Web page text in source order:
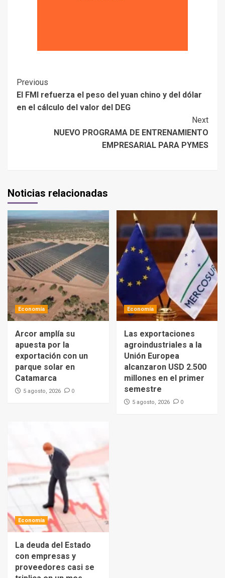
Previous
El FMI refuerza el peso del yuan chino y del dólar
en el cálculo del valor del DEG
Next
NUEVO PROGRAMA DE ENTRENAMIENTO
EMPRESARIAL PARA PYMES
Noticias relacionadas
Economía
Arcor amplía su
apuesta por la
exportación con un
parque solar en
Catamarca
5 agosto, 2026 0
Economía
Las exportaciones
agroindustriales a la
Unión Europea
alcanzaron USD 2.500
millones en el primer
semestre
5 agosto, 2026 0
Economía
La deuda del Estado
con empresas y
proveedores casi se